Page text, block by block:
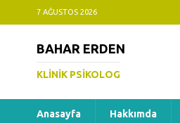
7 AĞUSTOS 2026
BAHAR ERDEN
KLINIK PSIKOLOG
Anasayfa Hakkımda